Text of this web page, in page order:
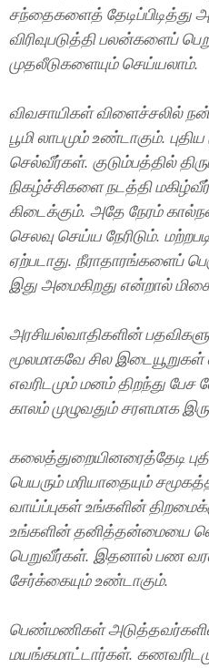
சந்தைகளைத் தேடிப்பிடித்து
விரிவுபடுத்தி பலன்களைப்
முதலீடுகளையும் செய்யலாம்.
விவசாயிகள் விளைச்சலில்
பூமி லாபமும் உண்டாகும்.
செல்வீர்கள். குடும்பத்தில்
நிகழ்ச்சிகளை நடத்தி
கிடைக்கும். அதே நேரம்
செலவு செய்ய நேரிடும். மற்றபடி
ஏற்படாது. நீராதாரங்களைப்
இது அமைகிறது என்றால்
அரசியல்வாதிகளின்
மூலமாகவே சில
எவரிடமும் மனம் திறந்து
காலம் முழுவதும் சரளமாக
கலைத்துறையினரைத்தேடி
பெயரும் மரியாதையும்
வாய்ப்புகள் உங்களின்
உங்களின் தனித்தன்மையை
பெறுவீர்கள். இதனால் பண
சேர்க்கையும் உண்டாகும்.
பெண்மணிகள்
மயங்கமாட்டார்கள்.